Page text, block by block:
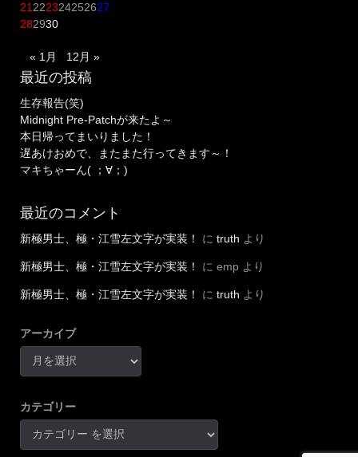
21222324252627
282930
« 1月 12月 »
最近の投稿
生存報告(笑)
Midnight Pre-Patchが来たよ～
本日帰ってまいりました！
遅あけおめで、またまた行ってきます～！
マキちゃーん( ；∀；)
最近のコメント
新極男士、極・江雪左文字が実装！ に truth より
新極男士、極・江雪左文字が実装！ に emp より
新極男士、極・江雪左文字が実装！ に truth より
アーカイブ
カテゴリー